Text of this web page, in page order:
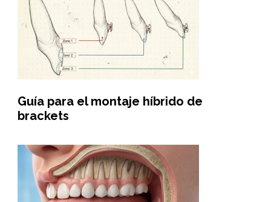
Guía para el montaje híbrido de
brackets